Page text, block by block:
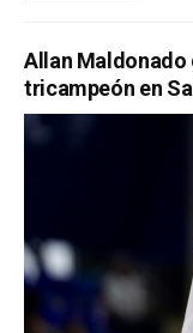
Allan Maldonado
tricampeón en